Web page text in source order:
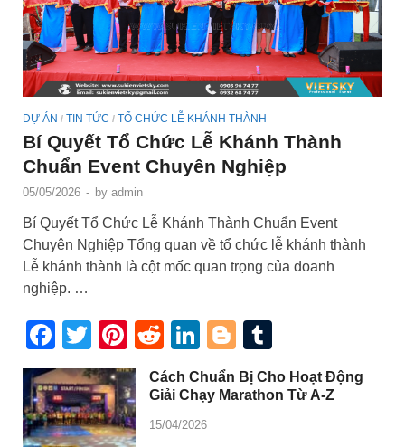
DỰ ÁN / TIN TỨC / TỔ CHỨC LỄ KHÁNH THÀNH
Bí Quyết Tổ Chức Lễ Khánh Thành
Chuẩn Event Chuyên Nghiệp
05/05/2026 - by admin
Bí Quyết Tổ Chức Lễ Khánh Thành Chuẩn Event
Chuyên Nghiệp Tổng quan về tổ chức lễ khánh thành
Lễ khánh thành là cột mốc quan trọng của doanh
nghiệp. …
Facebook
Twitter
Pinterest
RedditLinkedIn
Blogger
Cách Chuẩn Bị Cho Hoạt Động
Giải Chạy Marathon Từ A-Z
15/04/2026